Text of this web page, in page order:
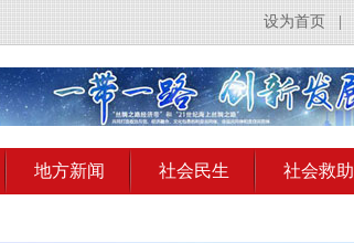
设为首页
地方新闻 社会民生 社会救助